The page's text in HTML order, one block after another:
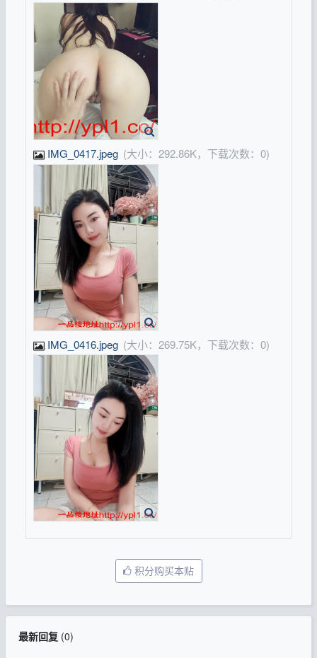
IMG_0417.jpeg (大小：292.86K，下载次数：0)
IMG_0416.jpeg (大小：269.75K，下载次数：0)
积分购买本贴
最新回复(0)